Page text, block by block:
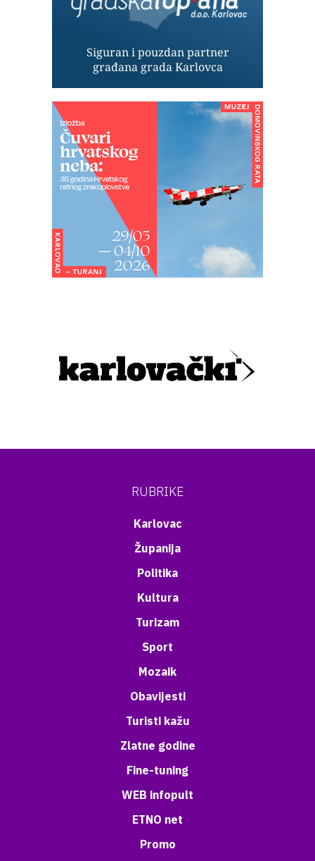
RUBRIKE
Karlovac
Županija
Politika
Kultura
Turizam
Sport
Mozaik
Obavijesti
Turisti kažu
Zlatne godine
Fine-tuning
WEB infopult
ETNO net
Promo